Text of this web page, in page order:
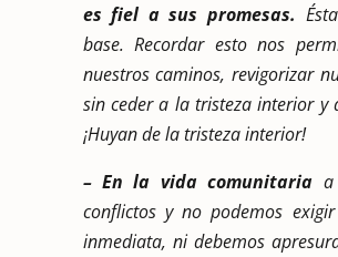
es fiel a sus promesas.
base. Recordar esto nos
nuestros caminos, revigorizar
sin ceder a la tristeza interior y
¡Huyan de la tristeza interior!
– En la vida comunitaria a
conflictos y no podemos
inmediata, ni debemos